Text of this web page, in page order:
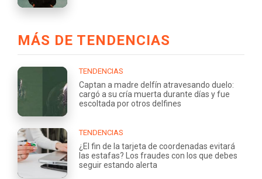
MÁS DE TENDENCIAS
TENDENCIAS
Captan a madre delfín atravesando duelo:
cargó a su cría muerta durante días y fue
escoltada por otros delfines
TENDENCIAS
¿El fin de la tarjeta de coordenadas evitará
las estafas? Los fraudes con los que debes
seguir estando alerta